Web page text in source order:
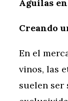
Águilas
Creando
En el
vinos, las
suelen ser